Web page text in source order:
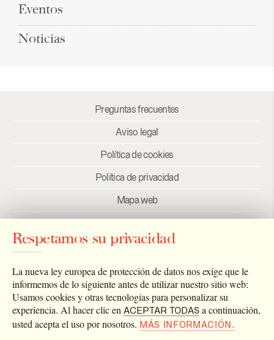
Eventos
Noticias
Preguntas frecuentes
Aviso legal
Política de cookies
Política de privacidad
Mapa web
Enlaces
Newsletter
Respetamos su privacidad
La nueva ley europea de protección de datos nos exige que le
informemos de lo siguiente antes de utilizar nuestro sitio web:
Usamos cookies y otras tecnologías para personalizar su
experiencia. Al hacer clic en ACEPTAR TODAS a continuación,
usted acepta el uso por nosotros. MÁS INFORMACIÓN.